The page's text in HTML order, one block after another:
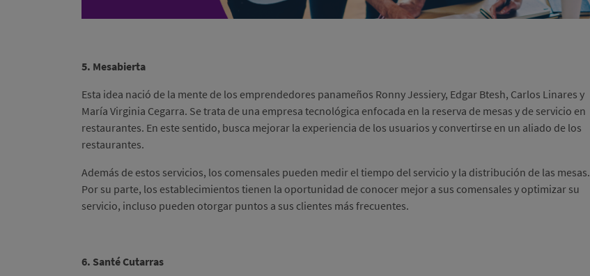
5. Mesabierta
Esta idea nació de la mente de los emprendedores panameños Ronny Jessiery, Edgar Btesh, Carlos Linares y
María Virginia Cegarra. Se trata de una empresa tecnológica enfocada en la reserva de mesas y de servicio en
restaurantes. En este sentido, busca mejorar la experiencia de los usuarios y convertirse en un aliado de los
restaurantes.
Además de estos servicios, los comensales pueden medir el tiempo del servicio y la distribución de las mesas.
Por su parte, los establecimientos tienen la oportunidad de conocer mejor a sus comensales y optimizar su
servicio, incluso pueden otorgar puntos a sus clientes más frecuentes.
6. Santé Cutarras